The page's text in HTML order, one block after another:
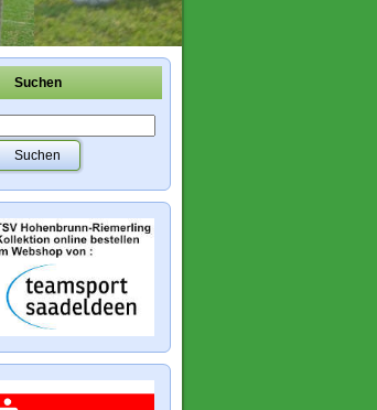
Suchen